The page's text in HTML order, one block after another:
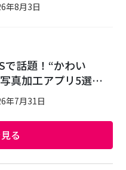
年8月3日
で話題！“かわい
真加工アプリ5選…
年7月31日
る